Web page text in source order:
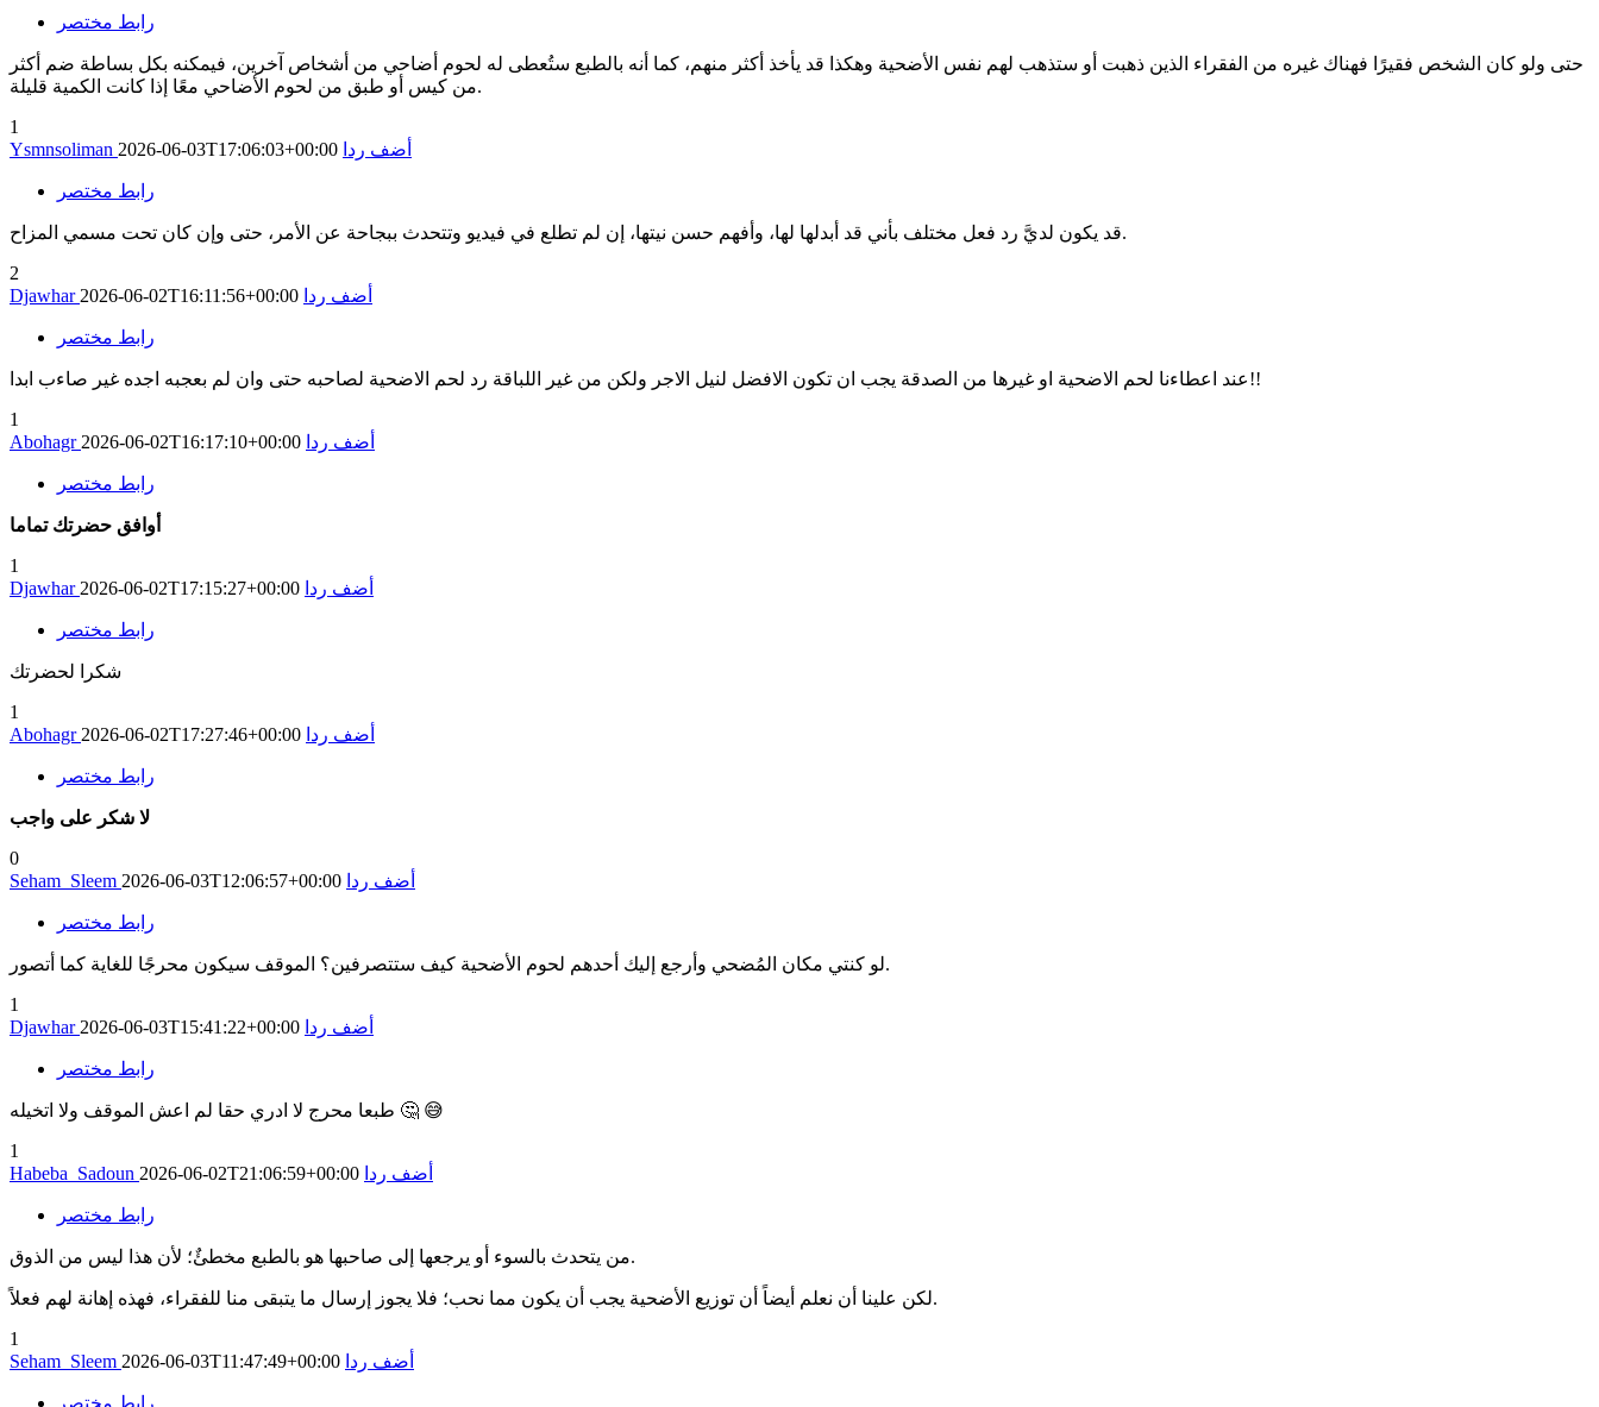
رابط مختصر
حتى ولو كان الشخص فقيرًا فهناك غيره من الفقراء الذين ذهبت أو ستذهب لهم نفس الأضحية وهكذا قد يأخذ أكثر منهم، كما أنه بالطبع ستُعطى له لحوم أضاحي من أشخاص آخرين، فيمكنه بكل بساطة ضم أكثر
من كيس أو طبق من لحوم الأضاحي معًا إذا كانت الكمية قليلة.
1
Ysmnsoliman 2026-06-03T17:06:03+00:00 أضف ردا
رابط مختصر
قد يكون لديَّ رد فعل مختلف بأني قد أبدلها لها، وأفهم حسن نيتها، إن لم تطلع في فيديو وتتحدث ببجاحة عن الأمر، حتى وإن كان تحت مسمي المزاح.
2
Djawhar 2026-06-02T16:11:56+00:00 أضف ردا
رابط مختصر
عند اعطاءنا لحم الاضحية او غيرها من الصدقة يجب ان تكون الافضل لنيل الاجر ولكن من غير اللباقة رد لحم الاضحية لصاحبه حتى وان لم بعجبه اجده غير صاءب ابدا!!
1
Abohagr 2026-06-02T16:17:10+00:00 أضف ردا
رابط مختصر
أوافق حضرتك تماما
1
Djawhar 2026-06-02T17:15:27+00:00 أضف ردا
رابط مختصر
شكرا لحضرتك
1
Abohagr 2026-06-02T17:27:46+00:00 أضف ردا
رابط مختصر
لا شكر على واجب
0
Seham_Sleem 2026-06-03T12:06:57+00:00 أضف ردا
رابط مختصر
لو كنتي مكان المُضحي وأرجع إليك أحدهم لحوم الأضحية كيف ستتصرفين؟ الموقف سيكون محرجًا للغاية كما أتصور.
1
Djawhar 2026-06-03T15:41:22+00:00 أضف ردا
رابط مختصر
طبعا محرج لا ادري حقا لم اعش الموقف ولا اتخيله 🤔 😅
1
Habeba_Sadoun 2026-06-02T21:06:59+00:00 أضف ردا
رابط مختصر
من يتحدث بالسوء أو يرجعها إلى صاحبها هو بالطبع مخطئٌ؛ لأن هذا ليس من الذوق.
لكن علينا أن نعلم أيضاً أن توزيع الأضحية يجب أن يكون مما نحب؛ فلا يجوز إرسال ما يتبقى منا للفقراء، فهذه إهانة لهم فعلاً.
1
Seham_Sleem 2026-06-03T11:47:49+00:00 أضف ردا
رابط مختصر